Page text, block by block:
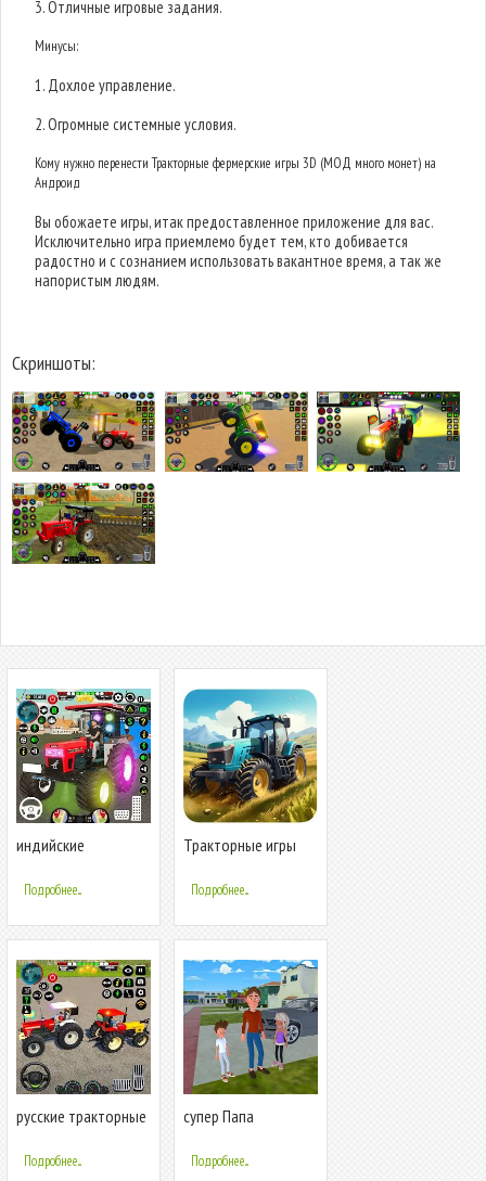
3. Отличные игровые задания.
Минусы:
1. Дохлое управление.
2. Огромные системные условия.
Кому нужно перенести Тракторные фермерские игры 3D (МОД много монет) на
Андроид
Вы обожаете игры, итак предоставленное приложение для вас.
Исключительно игра приемлемо будет тем, кто добивается
радостно и с сознанием использовать вакантное время, а так же
напористым людям.
Скриншоты:
индийские
Подробнее...
Тракторные игры
Подробнее...
русские тракторные
Подробнее...
супер Папа
Подробнее...